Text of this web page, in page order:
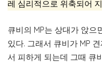
레 심리적으로 위축되어
큐비의 MP는 상대가 앉으
있다. 그래서 큐비가 MP
서 피하게 되는데 그때 큐